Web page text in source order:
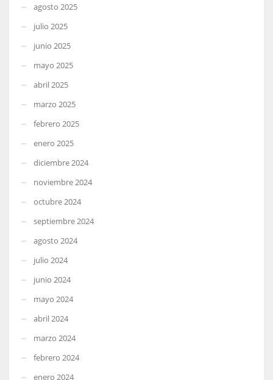
agosto 2025
julio 2025
junio 2025
mayo 2025
abril 2025
marzo 2025
febrero 2025
enero 2025
diciembre 2024
noviembre 2024
octubre 2024
septiembre 2024
agosto 2024
julio 2024
junio 2024
mayo 2024
abril 2024
marzo 2024
febrero 2024
enero 2024